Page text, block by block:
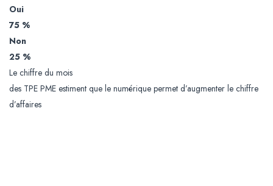
Oui
75 %
Non
25 %
Le chiffre du mois
des TPE PME estiment que le numérique permet d’augmenter le chiffre
d’affaires